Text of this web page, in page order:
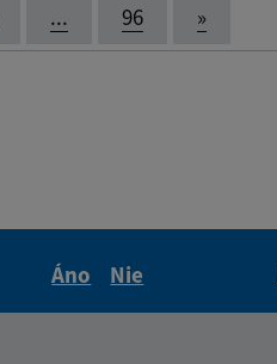
... 96 »
Áno
Nie